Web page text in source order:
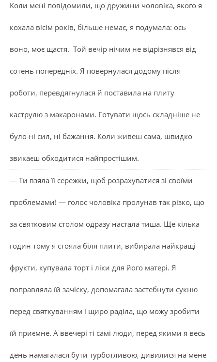
Коли мені повідомили, що дружини чоловіка, якого я
кохала вісім років, більше немає, я подумала: ось
воно, моє щастя. Той вечір нічим не відрізнявся від
сотень попередніх. Я повернулася додому після
роботи, перевдягнулася й поставила на плиту
каструлю з макаронами. Готувати щось складніше не
було ні сил, ні бажання. Коли живеш сама, швидко
звикаєш обходитися найпростішим.
— Ти взяла її сережки, щоб розрахуватися зі своїми
проблемами! — голос чоловіка пролунав так різко, що
за святковим столом одразу настала тиша. Ще кілька
годин тому я стояла біля плити, вибирала найкращі
фрукти, купувала торт і ліки для його матері. Я
поправляла їй зачіску, допомагала застебнути сукню
перед святкуванням і щиро раділа, що можу зробити
їй приємне. А ввечері ті самі люди, перед якими я весь
день намагалася бути турботливою, дивилися на мене